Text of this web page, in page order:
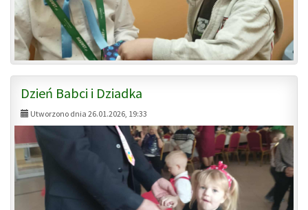
Dzień Babci i Dziadka
Utworzono dnia 26.01.2026, 19:33